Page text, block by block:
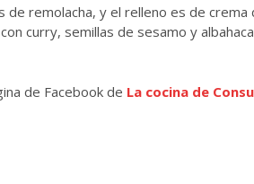
remolacha, y el relleno es de crema
curry, semillas de sesamo y
de Facebook de La cocina de Consu